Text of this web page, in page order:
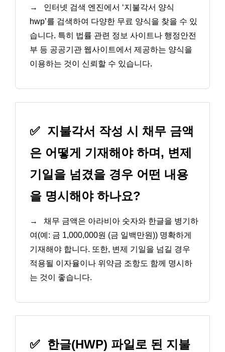
→
인터넷 검색 엔진에서 ‘지불각서 양식
hwp’를 검색하여 다양한 무료 양식을 찾을 수 있
습니다. 특히 법률 관련 정보 사이트나 행정안전
부 등 공공기관 웹사이트에서 제공하는 양식을
이용하는 것이 신뢰할 수 있습니다.
✅ 지불각서 작성 시 채무 금액
은 어떻게 기재해야 하며, 변제
기일을 넘겼을 경우 어떤 내용
을 명시해야 하나요?
→
채무 금액은 아라비아 숫자와 한글을 병기하
여(예: 금 1,000,000원 (금 일백만원)) 명확하게
기재해야 합니다. 또한, 변제 기일을 넘길 경우
적용될 이자율이나 위약금 조항도 함께 명시하
는 것이 좋습니다.
✅
한글(HWP) 파일로 된 지불